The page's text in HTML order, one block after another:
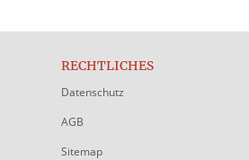
RECHTLICHES
Datenschutz
AGB
Sitemap